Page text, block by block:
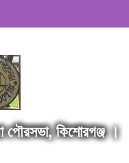
পৌরসভা, কিশোরগঞ্জ ।